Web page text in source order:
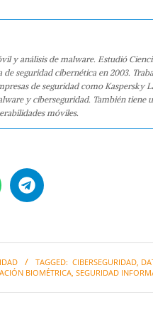
y análisis de malware. Estudió
seguridad cibernética en 2003.
de seguridad como Kaspersky
y ciberseguridad. También tiene
móviles.
TAGGED: CIBERSEGURIDAD,
BIOMÉTRICA, SEGURIDAD